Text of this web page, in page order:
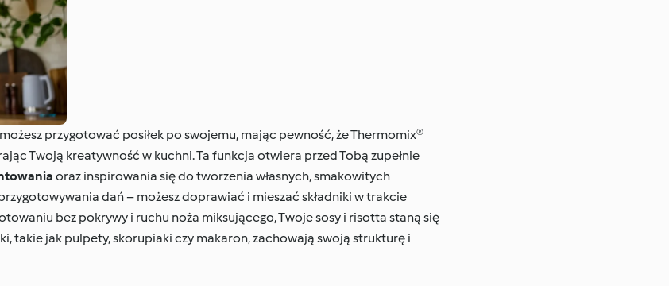
przygotować posiłek po swojemu, mając pewność, że Thermomix®
Twoją kreatywność w kuchni. Ta funkcja otwiera przed Tobą zupełnie
oraz inspirowania się do tworzenia własnych, smakowitych
dań – możesz doprawiać i mieszać składniki w trakcie
bez pokrywy i ruchu noża miksującego, Twoje sosy i risotta staną się
takie jak pulpety, skorupiaki czy makaron, zachowają swoją strukturę i